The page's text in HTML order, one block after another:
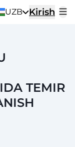
UZB Kirish
TEMIR